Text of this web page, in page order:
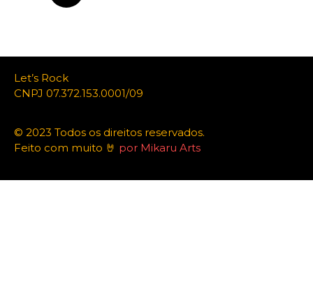
Let’s Rock
CNPJ 07.372.153.0001/09
© 2023 Todos os direitos reservados.
Feito com muito 🤘 por Mikaru Arts